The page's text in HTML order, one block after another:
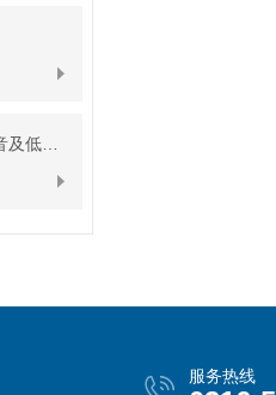
服务热线